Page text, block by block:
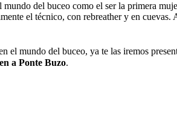
del buceo como el ser la primera
el técnico, con rebreather y en cuevas.
el mundo del buceo, ya te las iremos
a Ponte Buzo.